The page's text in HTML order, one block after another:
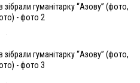
гуманітарку “Азову” (фото,
- фото 2
гуманітарку “Азову” (фото,
- фото 3